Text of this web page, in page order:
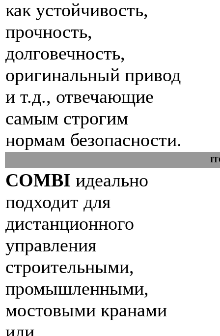
как устойчивость,
прочность,
долговечность,
оригинальный привод
и т.д., отвечающие
самым строгим
нормам безопасности.
COMBI идеально
подходит для
дистанционного
управления
строительными,
промышленными,
мостовыми кранами
или